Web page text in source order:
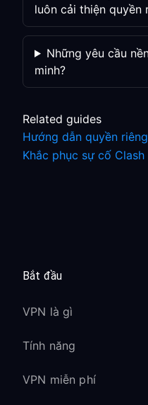
luôn cải thiện quyền
Những yêu cầu
minh?
Related guides
Hướng dẫn quyền
Khắc phục sự cố Clash
Bắt đầu
VPN là gì
Tính năng
VPN miễn phí